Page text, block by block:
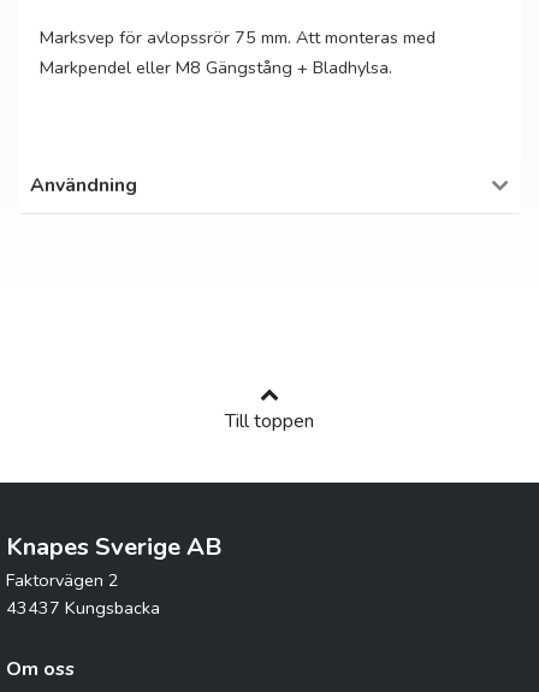
Marksvep för avlopssrör 75 mm. Att monteras med
Markpendel eller M8 Gängstång + Bladhylsa.
Användning
Till toppen
Knapes Sverige AB
Faktorvägen 2
43437 Kungsbacka
Om oss